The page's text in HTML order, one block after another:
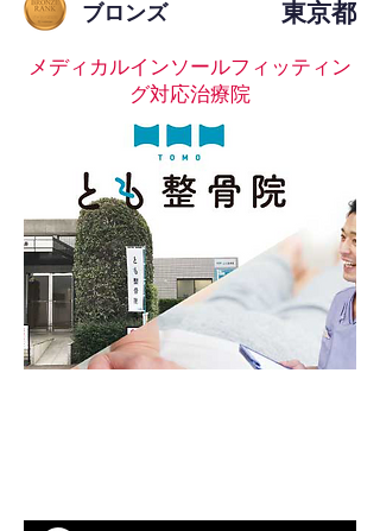
ブロンズ 東京都
メディカルインソールフィッティン
グ対応治療院